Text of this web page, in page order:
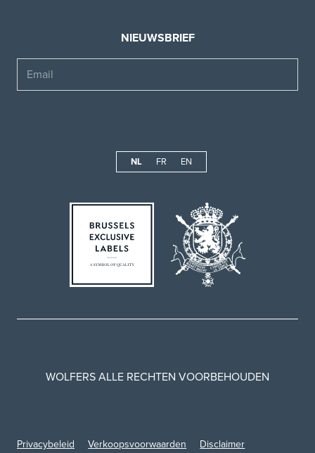
NIEUWSBRIEF
NL FR EN
WOLFERS ALLE RECHTEN VOORBEHOUDEN
Privacybeleid Verkoopsvoorwaarden Disclaimer